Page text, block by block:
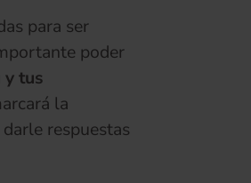
para ser
poder
tus
la
respuestas